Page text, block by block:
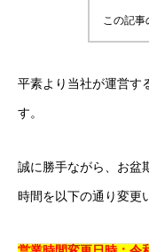
この記事
平素より当社が運営す
す。
誠に勝手ながら、お盆
時間を以下の通り変更